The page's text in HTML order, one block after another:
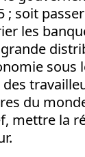
; soit
les
sous
du
mettre la